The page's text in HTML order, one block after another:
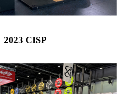
2023 CISP